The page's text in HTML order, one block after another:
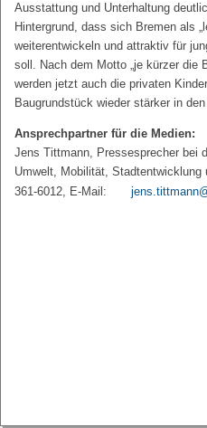
Ausstattung und Unterhaltung
Hintergrund, dass sich Bremen als
weiterentwickeln und attraktiv für
soll. Nach dem Motto „je kürzer die
werden jetzt auch die privaten
Baugrundstück wieder stärker in
Ansprechpartner für die Medien:
Jens Tittmann, Pressesprecher bei
Umwelt, Mobilität, Stadtentwicklung
361-6012, E-Mail: